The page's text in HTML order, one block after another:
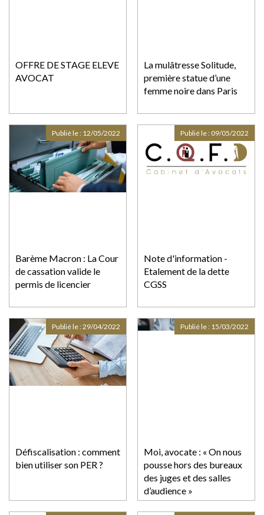
OFFRE DE STAGE ELEVE
AVOCAT
La mulâtresse Solitude,
première statue d’une
femme noire dans Paris
Barème Macron : La Cour
de cassation valide le
permis de licencier
Publié le : 12/05/2022
Note d'information -
Etalement de la dette
CGSS
Publié le : 09/05/2022
Défiscalisation : comment
bien utiliser son PER ?
Publié le :29/04/2022
Moi, avocate : « On nous
pousse hors des bureaux
des juges et des salles
d’audience »
Publié le : 15/03/2022